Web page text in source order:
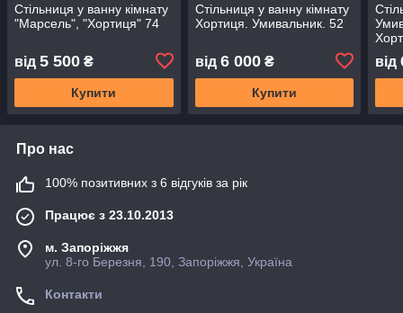
Стільниця у ванну кімнату
"Марсель", "Хортиця" 74
від 5 500 ₴
Купити
Стільниця у ванну кімнату
Хортиця. Умивальник. 52
від 6 000₴
Купити
від
Про нас
100% позитивних з 6 відгуків за рік
Працює з 23.10.2013
м. Запоріжжя
ул. 8-го Березня, 190, Запоріжжя, Україна
Контакти